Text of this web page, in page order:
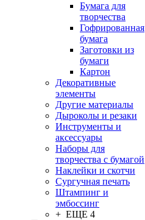
Бумага для
творчества
Гофрированная
бумага
Заготовки из
бумаги
Картон
Декоративные
элементы
Другие материалы
Дыроколы и резаки
Инструменты и
аксессуары
Наборы для
творчества с бумагой
Наклейки и скотчи
Сургучная печать
Штампинг и
эмбоссинг
+ ЕЩЕ 4